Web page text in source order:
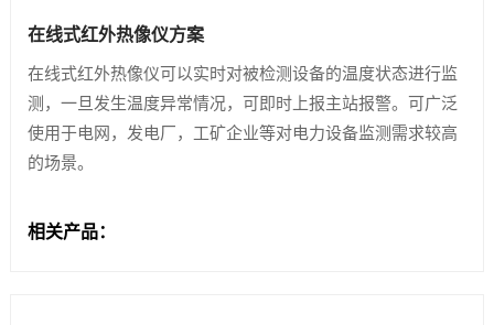
在线式红外热像仪方案
在线式红外热像仪可以实时对被检测设备的温度状态进行监
测，一旦发生温度异常情况，可即时上报主站报警。可广泛
使用于电网，发电厂，工矿企业等对电力设备监测需求较高
的场景。
相关产品：